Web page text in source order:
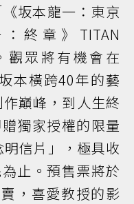
坂本龍一：東京
終章》TITAN
觀眾將有機會在
本橫跨40年的藝
巔峰，到人生終
獨家授權的限量
信片」，極具收
止。預售票將於
，喜愛教授的影